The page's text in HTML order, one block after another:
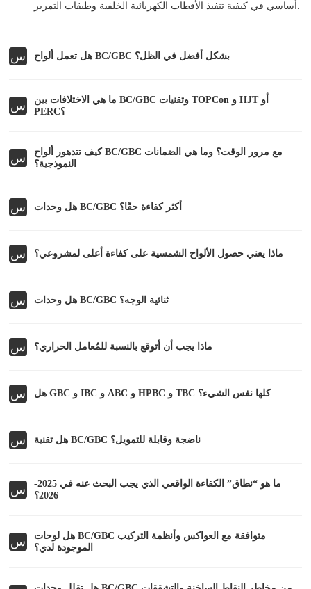
س هل تعمل ألواح BC/GBC بشكل أفضل في الظل؟
س
ما هي الاختلافات بين BC/GBC وتقنيات TOPCon و HJT أو
PERC؟
س
كيف تتدهور ألواح BC/GBC مع مرور الوقت؟ وما هي الضمانات
النموذجية؟
س هل وحدات BC/GBC أكثر كفاءة حقًا؟
س ماذا يعني حصول الألواح الشمسية على كفاءة أعلى لمشروعي؟
س هل وحدات BC/GBC ثنائية الوجه؟
س ماذا يجب أن أتوقع بالنسبة للمُعامل الحراري؟
س هل GBC و IBC و ABC و HPBC و TBC كلها نفس الشيء؟
س هل تقنية BC/GBC ناضجة وقابلة للتمويل؟
س
ما هو “نطاق” الكفاءة الواقعي الذي يجب البحث عنه في 2025-
2026؟
س
هل لوحات BC/GBC متوافقة مع العواكس وأنظمة التركيب
الموجودة لدي؟